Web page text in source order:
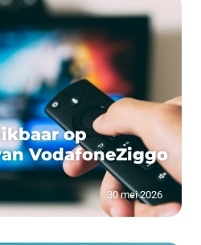
op
VodafoneZiggo
30 mei 2026